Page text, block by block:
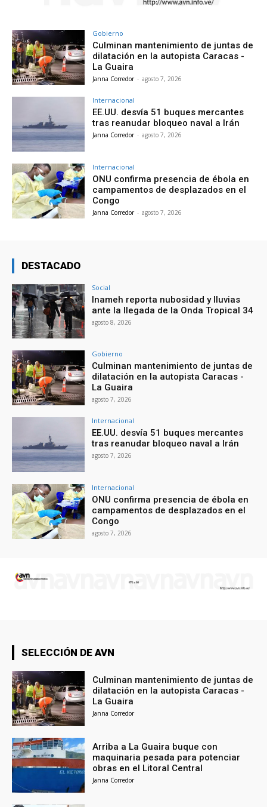
Gobierno
Culminan mantenimiento de juntas de
dilatación en la autopista Caracas -
La Guaira
Janna Corredor - agosto 7, 2026
Internacional
EE.UU. desvía 51 buques mercantes
tras reanudar bloqueo naval a Irán
Janna Corredor - agosto 7, 2026
Internacional
ONU confirma presencia de ébola en
campamentos de desplazados en el
Congo
Janna Corredor - agosto 7, 2026
DESTACADO
Social
Inameh reporta nubosidad y lluvias
ante la llegada de la Onda Tropical 34
agosto 8, 2026
Gobierno
Culminan mantenimiento de juntas de
dilatación en la autopista Caracas -
La Guaira
agosto 7, 2026
Internacional
EE.UU. desvía 51 buques mercantes
tras reanudar bloqueo naval a Irán
agosto 7, 2026
Internacional
ONU confirma presencia de ébola en
campamentos de desplazados en el
Congo
agosto 7, 2026
SELECCIÓN DE AVN
Culminan mantenimiento de juntas de
dilatación en la autopista Caracas -
La Guaira
Janna Corredor
Arriba a La Guaira buque con
maquinaria pesada para potenciar
obras en el Litoral Central
Janna Corredor